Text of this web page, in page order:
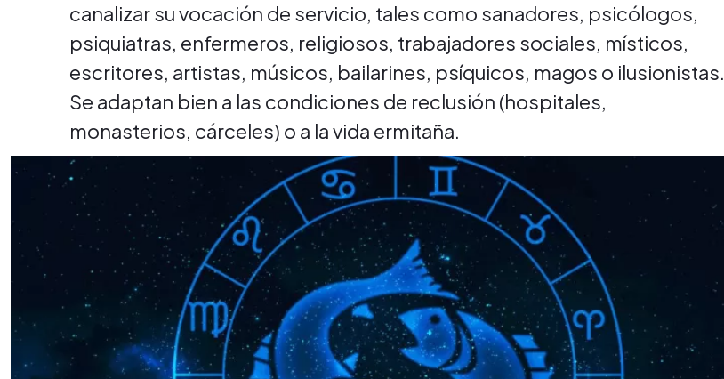
canalizar su vocación de servicio, tales como sanadores, psicólogos,
psiquiatras, enfermeros, religiosos, trabajadores sociales, místicos,
escritores, artistas, músicos, bailarines, psíquicos, magos o ilusionistas.
Se adaptan bien a las condiciones de reclusión (hospitales,
monasterios, cárceles) o a la vida ermitaña.